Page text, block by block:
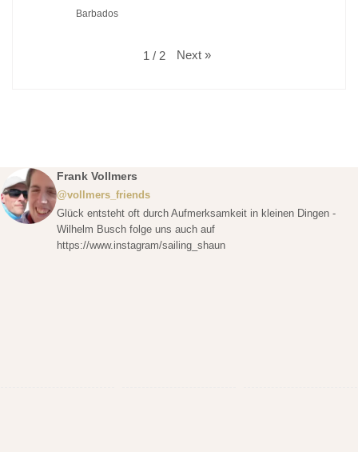
Barbados
1 / 2 Next »
Frank Vollmers
@vollmers_friends
Glück entsteht oft durch Aufmerksamkeit in kleinen Dingen -
Wilhelm Busch folge uns auch auf
https://www.instagram/sailing_shaun